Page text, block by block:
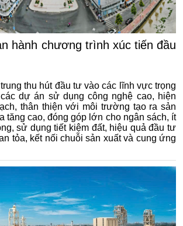
hành chương trình xúc tiến đầu
thu hút đầu tư vào các lĩnh vực trọng
dự án sử dụng công nghệ cao, hiện
thân thiện với môi trường tạo ra sản
tăng cao, đóng góp lớn cho ngân sách, ít
sử dụng tiết kiệm đất, hiệu quả đầu tư
tỏa, kết nối chuỗi sản xuất và cung ứng